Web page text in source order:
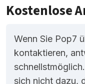
Kostenlose
Wenn Sie Pop7
kontaktieren,
sich nicht dazu,